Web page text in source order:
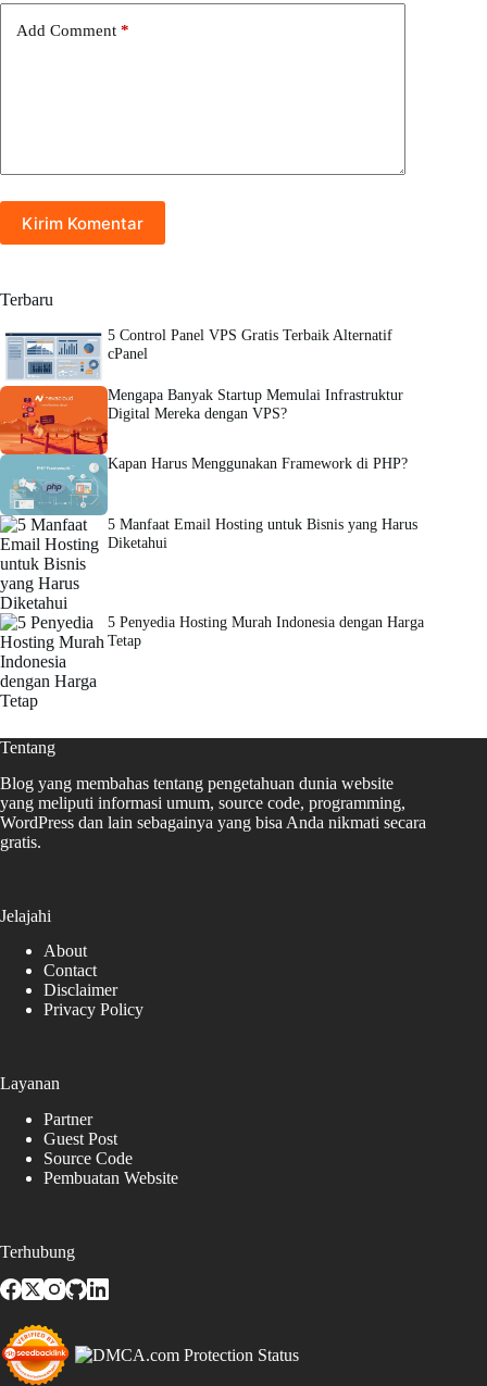
Add Comment *
Kirim Komentar
Terbaru
5 Control Panel VPS Gratis Terbaik Alternatif
cPanel
Mengapa Banyak Startup Memulai Infrastruktur
Digital Mereka dengan VPS?
Kapan Harus Menggunakan Framework di PHP?
5 Manfaat Email Hosting untuk Bisnis yang Harus
Diketahui
5 Penyedia Hosting Murah Indonesia dengan Harga
Tetap
Tentang
Blog yang membahas tentang pengetahuan dunia website
yang meliputi informasi umum, source code, programming,
WordPress dan lain sebagainya yang bisa Anda nikmati secara
gratis.
Jelajahi
About
Contact
Disclaimer
Privacy Policy
Layanan
Partner
Guest Post
Source Code
Pembuatan Website
Terhubung